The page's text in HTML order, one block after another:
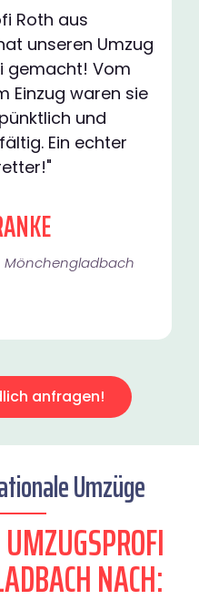
Roth aus
unseren Umzug
gemacht! Vom
Einzug waren sie
und
Ein echter
Mönchengladbach​
anfragen!
Umzüge
NACH: